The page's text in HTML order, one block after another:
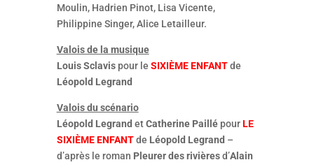
Moulin, Hadrien Pinot, Lisa Vicente,
Philippine Singer, Alice Letailleur.
Valois de la musique
Louis Sclavispour le SIXIÈME ENFANTde
Léopold Legrand
Valois du scénario
Léopold Legrand etCatherine PaillépourLE
SIXIÈME ENFANT de Léopold Legrand –
d’après le roman Pleurer des rivièresd’Alain